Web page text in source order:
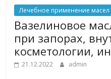
Лечебное применение масел
Вазелиновое
при запорах,
косметологии,
21.12.2022 admin